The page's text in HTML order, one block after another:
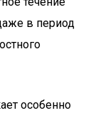
в период
особенно